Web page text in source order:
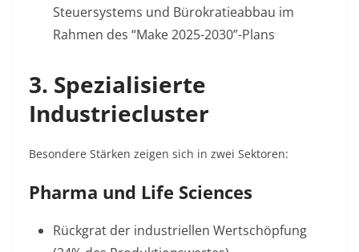
Steuersystems und Bürokratieabbau im
Rahmen des “Make 2025-2030”-Plans
3. Spezialisierte
Industriecluster
Besondere Stärken zeigen sich in zwei Sektoren:
Pharma und Life Sciences
Rückgrat der industriellen Wertschöpfung